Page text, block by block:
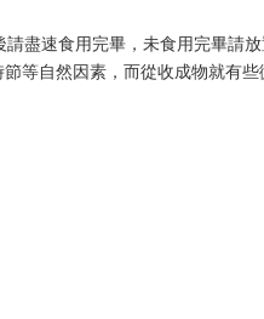
盡速食用完畢，未食用完畢請放
自然因素，而從收成物就有